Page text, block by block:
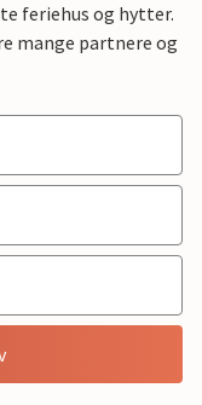
feriehus og hytter.
mange partnere og